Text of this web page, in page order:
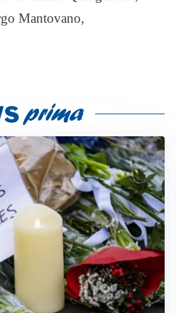
Mantovano,